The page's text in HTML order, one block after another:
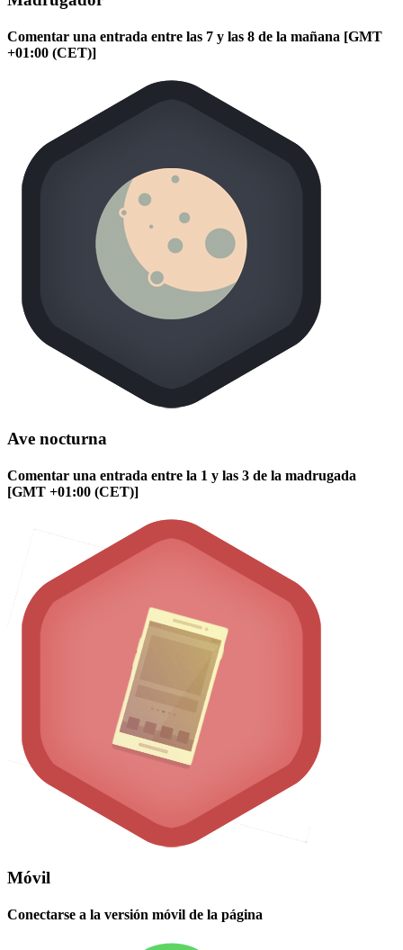
Comentar una entrada entre las 7 y las 8 de la mañana [GMT
+01:00 (CET)]
Ave nocturna
Comentar una entrada entre la 1 y las 3 de la madrugada
[GMT +01:00 (CET)]
Móvil
Conectarse a la versión móvil de la página